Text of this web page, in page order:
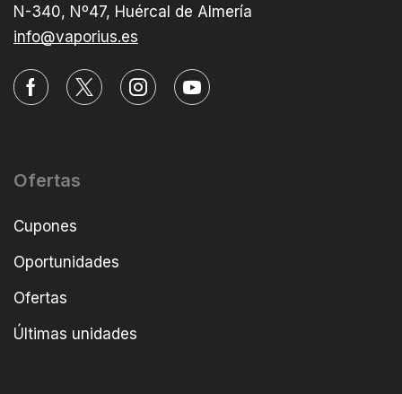
N-340, Nº47, Huércal de Almería
info@vaporius.es
Ofertas
Cupones
Oportunidades
Ofertas
Últimas unidades